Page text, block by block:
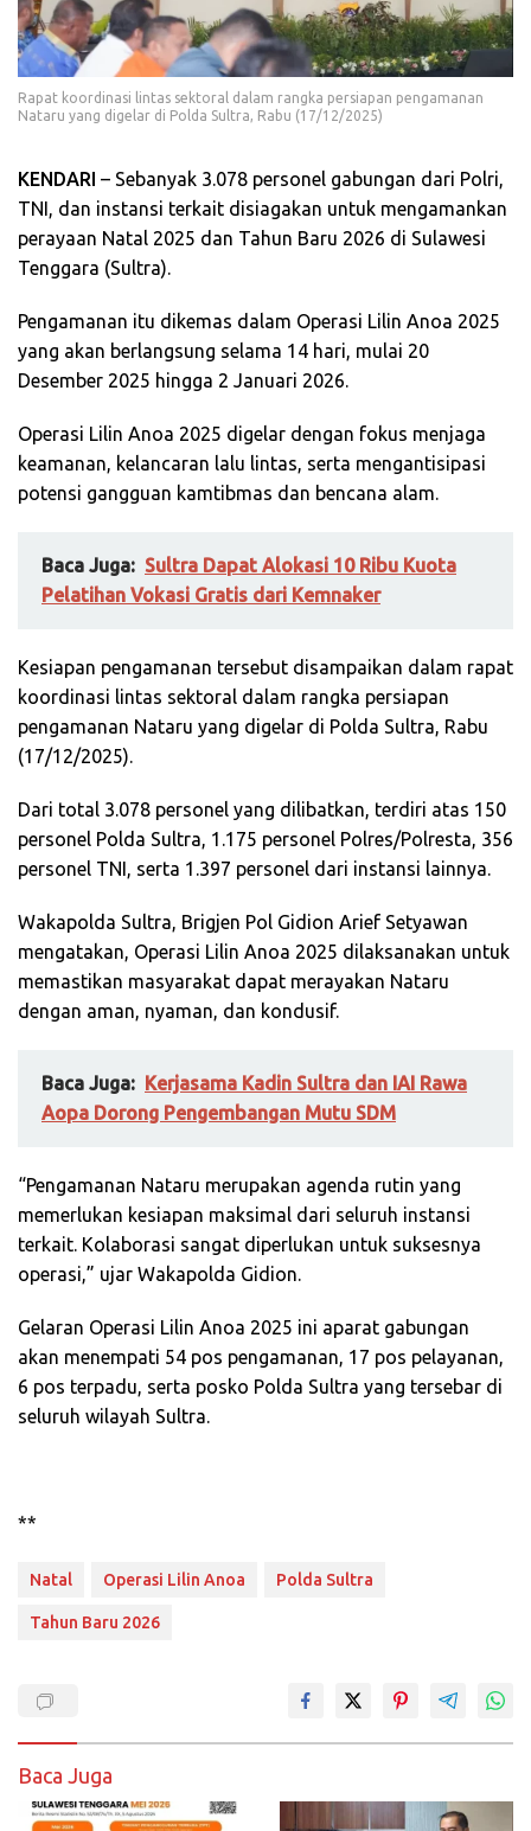
Rapat koordinasi lintas sektoral dalam rangka persiapan pengamanan
Nataru yang digelar di Polda Sultra, Rabu (17/12/2025)
KENDARI – Sebanyak 3.078 personel gabungan dari Polri,
TNI, dan instansi terkait disiagakan untuk mengamankan
perayaan Natal 2025 dan Tahun Baru 2026 di Sulawesi
Tenggara (Sultra).
Pengamanan itu dikemas dalam Operasi Lilin Anoa 2025
yang akan berlangsung selama 14 hari, mulai 20
Desember 2025 hingga 2 Januari 2026.
Operasi Lilin Anoa 2025 digelar dengan fokus menjaga
keamanan, kelancaran lalu lintas, serta mengantisipasi
potensi gangguan kamtibmas dan bencana alam.
Baca Juga: Sultra Dapat Alokasi 10 Ribu Kuota
Pelatihan Vokasi Gratis dari Kemnaker
Kesiapan pengamanan tersebut disampaikan dalam rapat
koordinasi lintas sektoral dalam rangka persiapan
pengamanan Nataru yang digelar di Polda Sultra, Rabu
(17/12/2025).
Dari total 3.078 personel yang dilibatkan, terdiri atas 150
personel Polda Sultra, 1.175 personel Polres/Polresta, 356
personel TNI, serta 1.397 personel dari instansi lainnya.
Wakapolda Sultra, Brigjen Pol Gidion Arief Setyawan
mengatakan, Operasi Lilin Anoa 2025 dilaksanakan untuk
memastikan masyarakat dapat merayakan Nataru
dengan aman, nyaman, dan kondusif.
Baca Juga: Kerjasama Kadin Sultra dan IAI Rawa
Aopa Dorong Pengembangan Mutu SDM
“Pengamanan Nataru merupakan agenda rutin yang
memerlukan kesiapan maksimal dari seluruh instansi
terkait. Kolaborasi sangat diperlukan untuk suksesnya
operasi,” ujar Wakapolda Gidion.
Gelaran Operasi Lilin Anoa 2025 ini aparat gabungan
akan menempati 54 pos pengamanan, 17 pos pelayanan,
6 pos terpadu, serta posko Polda Sultra yang tersebar di
seluruh wilayah Sultra.
**
Natal Operasi Lilin Anoa Polda Sultra
Tahun Baru 2026
Baca Juga